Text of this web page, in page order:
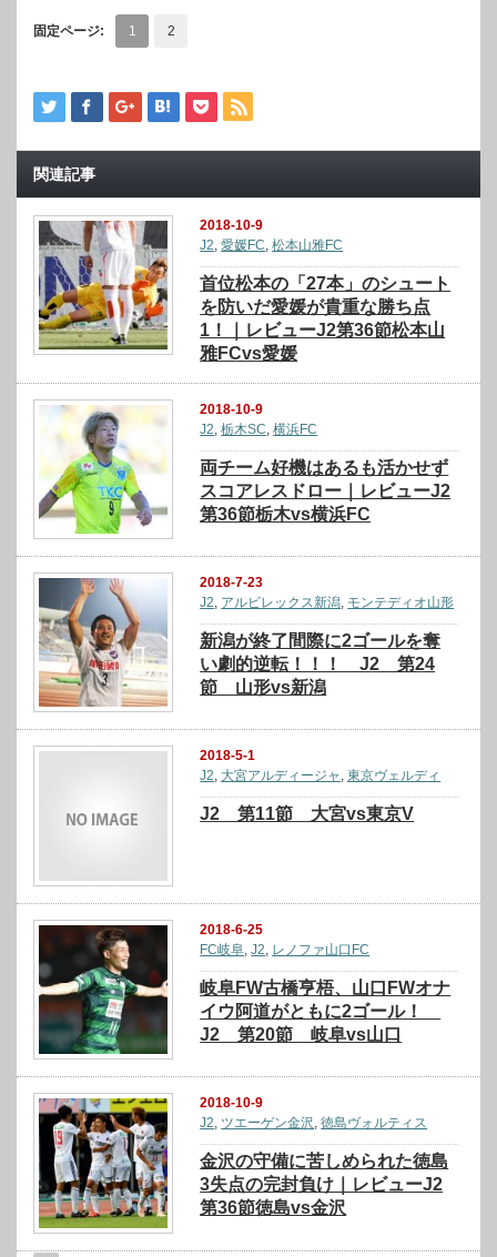
固定ページ: 1 2
関連記事
2018-10-9
J2 ,愛媛FC ,松本山雅FC
首位松本の「27本」のシュート
を防いだ愛媛が貴重な勝ち点
1！｜レビューJ2第36節松本山
雅FCvs愛媛
2018-10-9
J2 ,栃木SC ,横浜FC
両チーム好機はあるも活かせず
スコアレスドロー｜レビューJ2
第36節栃木vs横浜FC
2018-7-23
J2, アルビレックス新潟, モンテディオ山形
新潟が終了間際に2ゴールを奪
い劇的逆転！！！ J2 第24
節 山形vs新潟
2018-5-1
J2, 大宮アルディージャ ,東京ヴェルディ
J2 第11節 大宮vs東京V
2018-6-25
FC岐阜,J2, レノファ山口FC
岐阜FW古橋亨梧、山口FWオナ
イウ阿道がともに2ゴール！
J2 第20節 岐阜vs山口
2018-10-9
J2, ツエーゲン金沢,徳島ヴォルティス
金沢の守備に苦しめられた徳島
3失点の完封負け｜レビューJ2
第36節徳島vs金沢